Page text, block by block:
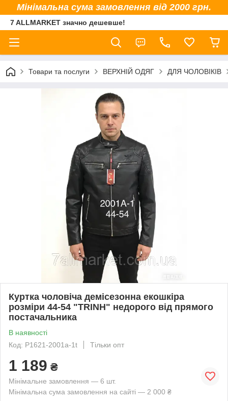
Мінімальна сума замовлення від 2000 грн.
7 ALLMARKET значно дешевше!
Товари та послуги ВЕРХНІЙ ОДЯГ ДЛЯ ЧОЛОВІКІВ
Куртка чоловіча демісезонна екошкіра
розміри 44-54 "TRINH" недорого від прямого
постачальника
В наявності
Код: P1621-2001а-1t
Тільки опт
1 189 ₴
Мінімальне замовлення — 6 шт.
Мінімальна сума замовлення на сайті — 2 000 ₴